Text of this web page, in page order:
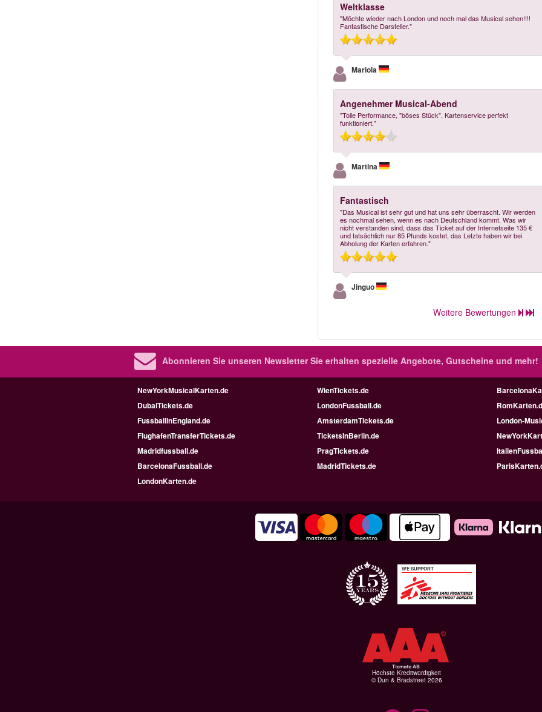
Weltklasse
"Möchte wieder nach London und noch mal das Musical sehen!!!!
Fantastische Darsteller."
Mariola
Angenehmer Musical-Abend
"Tolle Performance, "böses Stück". Kartenservice perfekt
funktioniert."
Martina
Fantastisch
"Das Musical ist sehr gut und hat uns sehr überrascht. Wir werden
es nochmal sehen, wenn es nach Deutschland kommt. Was wir
nicht verstanden sind, dass das Ticket auf der Internetseite 135 €
und tatsächlich nur 85 Pfunds kostet, das Letzte haben wir bei
Abholung der Karten erfahren."
Jinguo
Weitere Bewertungen
Abonnieren Sie unseren NewsletterSie erhalten spezielle Angebote, Gutscheine und mehr!
NewYorkMusicalKarten.de WienTickets.de
DubaiTickets.de
LondonFussball.de
FussballinEngland.de
AmsterdamTickets.de
London-
FlughafenTransferTickets.de
TicketsInBerlin.de
Madridfussball.de
PragTickets.de
BarcelonaFussball.de
MadridTickets.de
LondonKarten.de
WE SUPPORT
Höchste Kreditwürdigkeit
© Dun & Bradstreet 2026